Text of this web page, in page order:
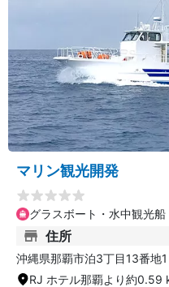
マリン観光開発
グラスボート・水中観光船
住所
沖縄県那覇市泊3丁目13番地1
RJ ホテル那覇より約0.59